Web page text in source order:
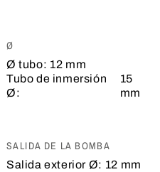
Ø
Ø tubo: 12 mm
Tubo de inmersión
Ø:
15
mm
SALIDA DE LA BOMBA
Salida exterior Ø: 12 mm